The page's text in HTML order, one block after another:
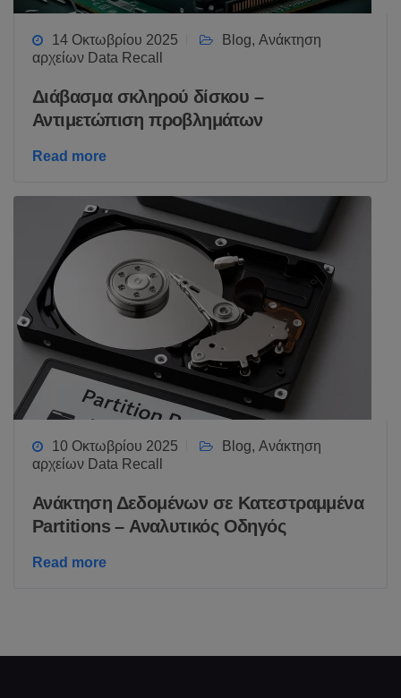
14 Οκτωβρίου 2025 Blog, Ανάκτηση
αρχείων Data Recall
Διάβασμα σκληρού δίσκου –
Αντιμετώπιση προβλημάτων
Read more
10 Οκτωβρίου 2025 Blog, Ανάκτηση
αρχείων Data Recall
Ανάκτηση Δεδομένων σε Κατεστραμμένα
Partitions – Αναλυτικός Οδηγός
Read more